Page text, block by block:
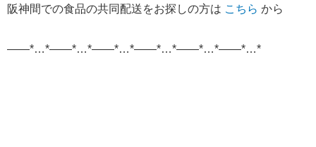
阪神間での食品の共同配送をお探しの方は こちら から
——*…*——*…*——*…*——*…*——*…*——*…*